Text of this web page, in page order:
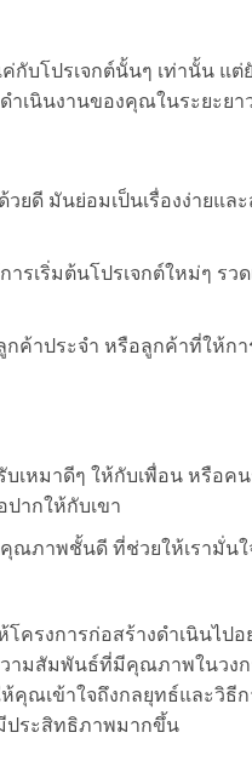
บโปรเจกต์นั้นๆ เท่านั้น แต่
ำเนินงานของคุณในระยะยา
ดี มันย่อมเป็นเรื่องง่ายแล
เริ่มต้นโปรเจกต์ใหม่ๆ รวด
ค้าประจำ หรือลูกค้าที่ให้ก
หมาดีๆ ให้กับเพื่อน หรือค
ากให้กับเขา
ภาพชั้นดี ที่ช่วยให้เรามั่นใ
รงการก่อสร้างดำเนินไปอ
วามสัมพันธ์ที่มีคุณภาพในวง
คุณเข้าใจถึงกลยุทธ์และวิธี
ประสิทธิภาพมากขึ้น